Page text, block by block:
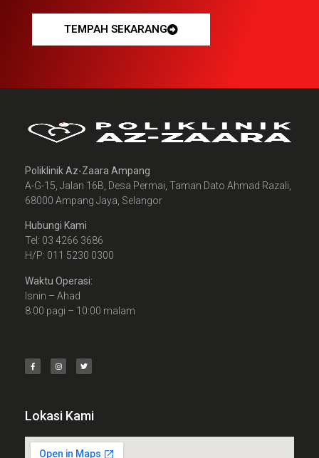
TEMPAH SEKARANG
Poliklinik Az-Zaara Ampang
A-G-15, Jalan 16B, Desa Permai, Taman Dato Ahmad Razali,
68000 Ampang Jaya, Selangor
Hubungi Kami
Tel: 03 4266 3686
H/P: 011 5230 0300
Waktu Operasi:
Isnin – Ahad
8:00 pagi – 10:00 malam
Lokasi Kami